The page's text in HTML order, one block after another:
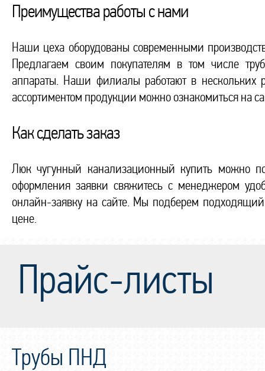
Преимущества работы с нами
Наши цеха оборудованы современными
Предлагаем своим покупателям в том числе
аппараты. Наши филиалы работают в нескольких
ассортиментом продукции можно ознакомиться на
Как сделать заказ
Люк чугунный канализационный купить можно
оформления заявки свяжитесь с менеджером
онлайн-заявку на сайте. Мы подберем
цене.
Прайс-листы
Трубы ПНД